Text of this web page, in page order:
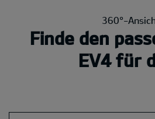
360°-
Finde den
EV4 für